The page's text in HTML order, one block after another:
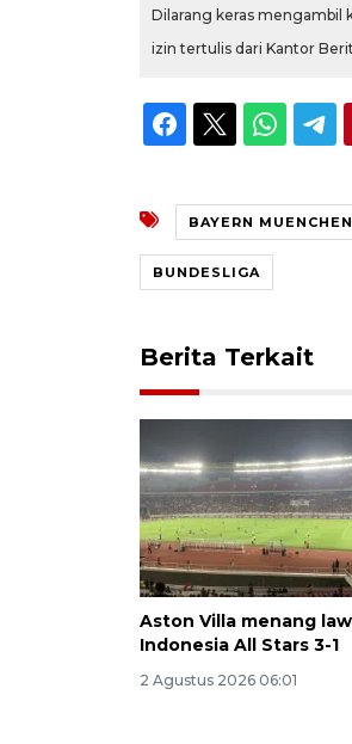
Dilarang keras mengambil
izin tertulis dari Kantor
BAYERN MUENCHEN
BUNDESLIGA
Berita Terkait
Aston Villa menang
Indonesia All Stars 3-1
2 Agustus 2026 06:01